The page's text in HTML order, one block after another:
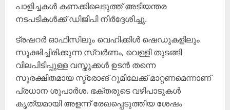
പാളിച്ചകൾ കണക്കിലെടുത്ത് അടിയന്തര
നടപടികൾക്ക് ഡിജിപി നിർദ്ദേശിച്ചു.
ട്രഷറർ ഓഫിസിലും വെഹിക്കിൾ ഷെഡുകളിലും
സൂക്ഷിച്ചിരിക്കുന്ന സ്വർണം, വെള്ളി തുടങ്ങി
വിലപിടിപ്പുള്ള വസ്തുക്കൾ ഉടൻ തന്നെ
സുരക്ഷിതമായ സ്ട്രോങ് റൂമിലേക്ക് മാറ്റണമെന്നാണ്
പ്രധാന ശുപാർശ. ഭക്തരുടെ വഴിപാടുകൾ
കൃത്യമായി അളന്ന് രേഖപ്പെടുത്തിയ ശേഷം